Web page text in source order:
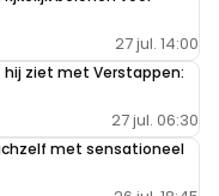
27 jul. 14:00
ziet met Verstappen:
27 jul. 06:30
met sensationeel